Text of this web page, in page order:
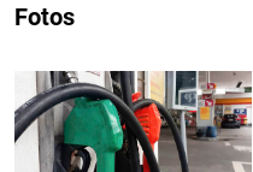
Fotos